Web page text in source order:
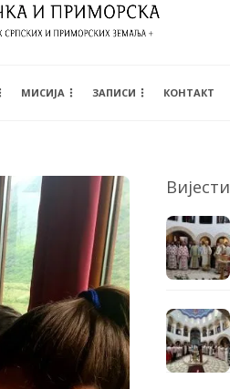
МИСИЈА ЗАПИСИ КОНТАКТ
Вијести